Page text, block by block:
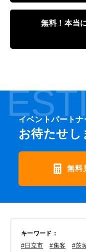
無料！本当
イベントパートナ
お待たせし
無料
キーワード ：
#日立市
#集客 #茨